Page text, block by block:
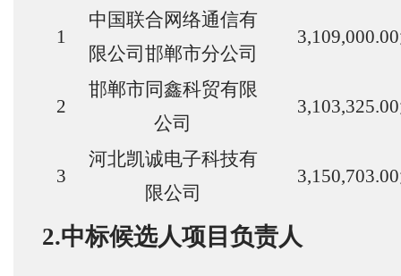
1
中国联合网络通信有
限公司邯郸市分公司
2
邯郸市同鑫科贸有限
公司
3
河北凯诚电子科技有
限公司
2.中标候选人项目负责人